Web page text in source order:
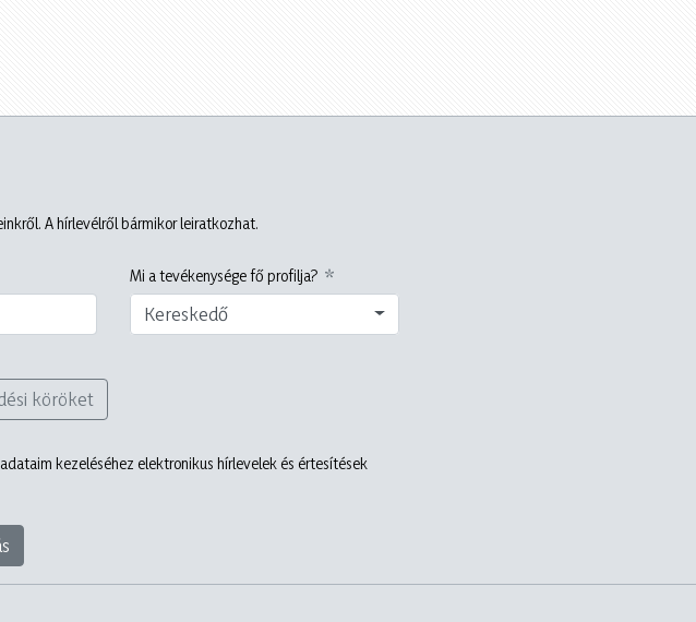
A hírlevélről bármikor leiratkozhat.
Mi a tevékenysége fő profilja?
Kereskedő
köröket
kezeléséhez elektronikus hírlevelek és értesítések